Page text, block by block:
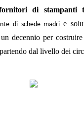
di stampanti
di schede madrie
decennio per
partendo dal livello dei